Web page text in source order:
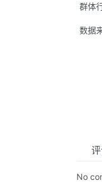
群体
数据
No